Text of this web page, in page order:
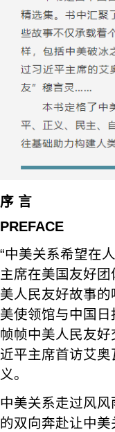
序 言
PREFACE
“中美关系希望在
主席在美国友好
美人民友好故事
美使领馆与中国
帧帧中美人民友
近平主席首访艾
义。
中美关系走过风
的双向奔赴让中